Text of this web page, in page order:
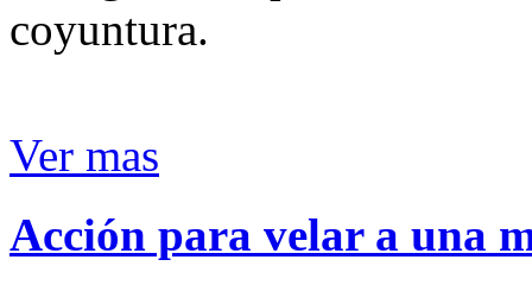
coyuntura.
Ver mas
Acción para velar a una